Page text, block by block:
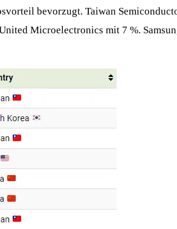
bevorzugt. Taiwan
Microelectronics mit 7 %.